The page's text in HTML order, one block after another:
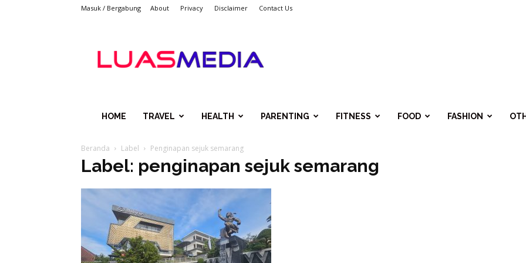
Masuk / Bergabung About Privacy Disclaimer Contact Us
HOME TRAVEL HEALTH PARENTING FITNESS FOOD FASHION
Beranda Label Penginapan sejuk semarang
Label: penginapan sejuk semarang